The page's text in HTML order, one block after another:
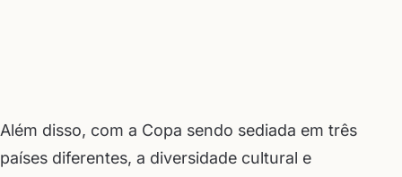
Além disso, com a Copa sendo sediada em três
países diferentes, a diversidade cultural e